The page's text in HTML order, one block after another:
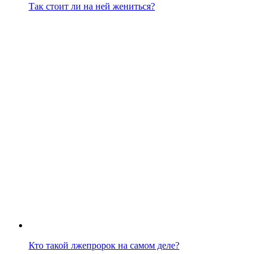
Так стоит ли на ней жениться?
Кто такой лжепророк на самом деле?